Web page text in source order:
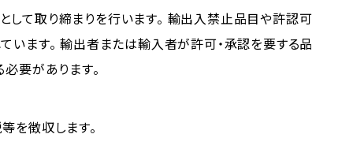
て取り締まりを行います。 輸出入禁止品目や許認可
ます。 輸出者または輸入者が許可・承認を要する品
要があります。
を徴収します。